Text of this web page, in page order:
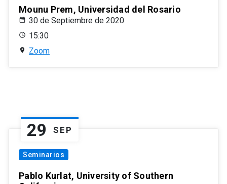
Mounu Prem, Universidad del Rosario
30 de Septiembre de 2020
15:30
Zoom
29 SEP
Seminarios
Pablo Kurlat, University of Southern